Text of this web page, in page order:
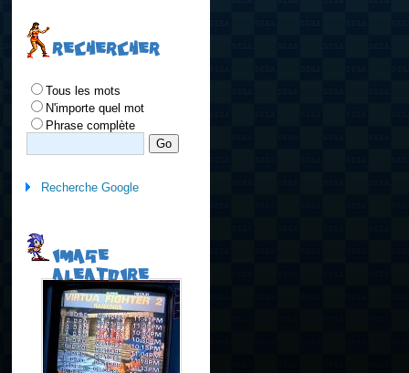
RECHERCHER
Tous les mots
N'importe quel mot
Phrase complète
Recherche Google
IMAGE
ALEATOIRE